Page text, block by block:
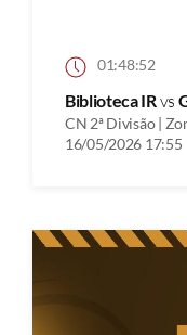
01:48:52
Biblioteca IRvs
CN 2ª Divisão |
16/05/2026 17:55